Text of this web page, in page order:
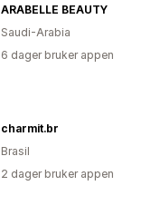
ARABELLE BEAUTY
Saudi-Arabia
6 dager bruker appen
charmit.br
Brasil
2 dager bruker appen